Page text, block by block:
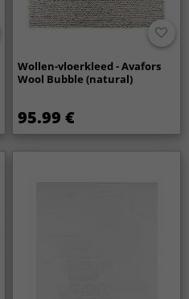
Wollen-vloerkleed - Avafors
Wool Bubble (natural)
95.99 €